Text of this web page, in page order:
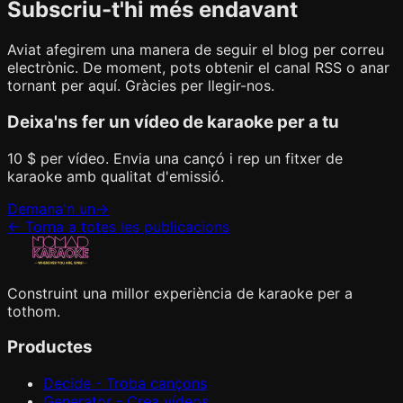
Subscriu-t'hi més endavant
Aviat afegirem una manera de seguir el blog per correu
electrònic. De moment, pots obtenir el canal RSS o anar
tornant per aquí. Gràcies per llegir-nos.
Deixa'ns fer un vídeo de karaoke per a tu
10 $ per vídeo. Envia una cançó i rep un fitxer de
karaoke amb qualitat d'emissió.
Demana'n un→
← Torna a totes les publicacions
Construint una millor experiència de karaoke per a
tothom.
Productes
Decide - Troba cançons